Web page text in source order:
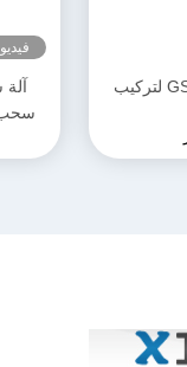
ناقل الكابلات الكهربائية GSS-3 7kN لتركيب
فيديو